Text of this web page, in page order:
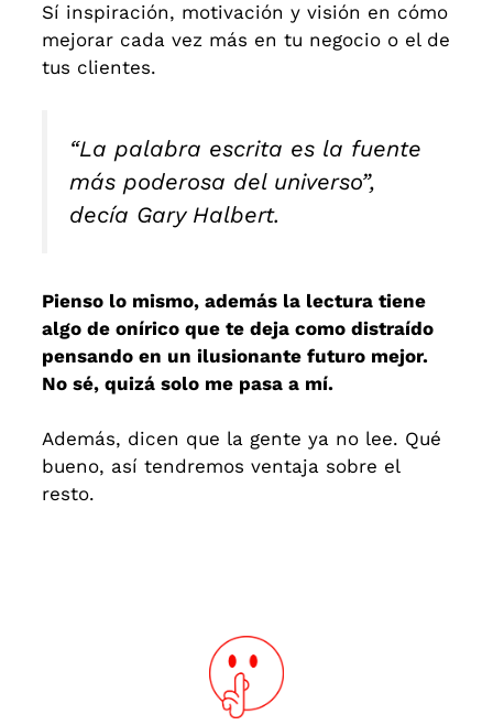
Sí inspiración, motivación y visión en cómo
mejorar cada vez más en tu negocio o el de
tus clientes.
“La palabra escrita es la fuente
más poderosa del universo”,
decía Gary Halbert.
Pienso lo mismo, además la lectura tiene
algo de onírico que te deja como distraído
pensando en un ilusionante futuro mejor.
No sé, quizá solo me pasa a mí.
Además, dicen que la gente ya no lee. Qué
bueno, así tendremos ventaja sobre el
resto.